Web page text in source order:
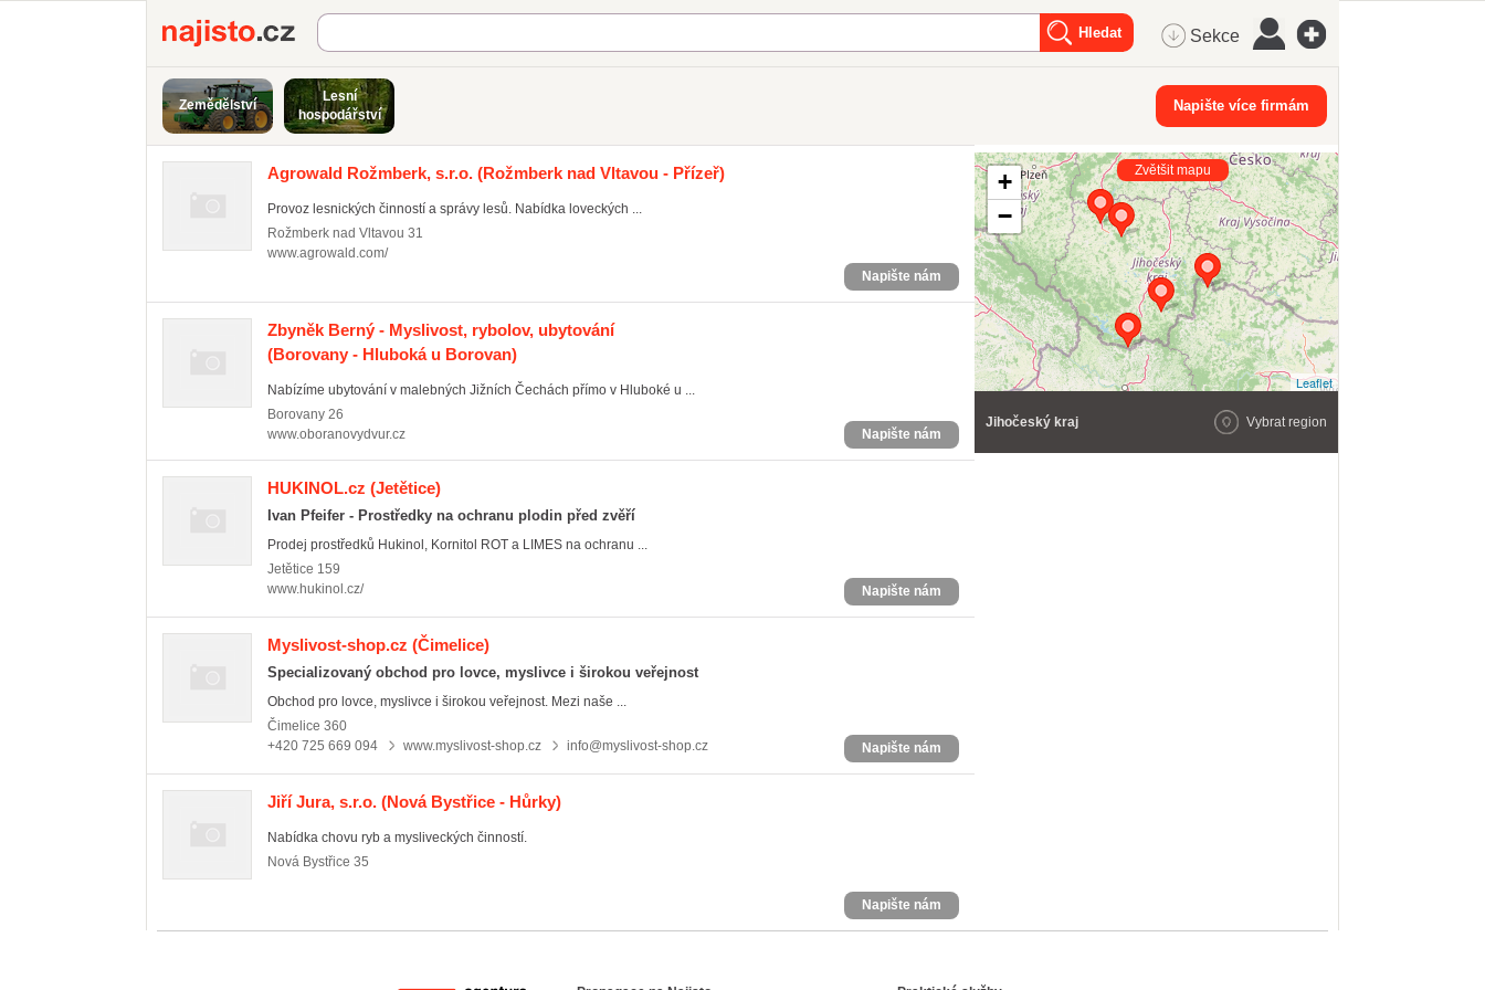
Najisto.cz Sekce
Zemědělství
Lesní
hospodářství
Napište více firmám
Agrowald Rožmberk, s.r.o. (Rožmberk nad Vltavou - Přízeř)
Provoz lesnických činností a správy lesů. Nabídka loveckých ...
Rožmberk nad Vltavou 31
www.agrowald.com/
Napište nám
Zbyněk Berný - Myslivost, rybolov, ubytování
(Borovany - Hluboká u Borovan)
Nabízíme ubytování v malebných Jižních Čechách přímo v Hluboké u ...
Borovany 26
www.oboranovydvur.cz
Napište nám
HUKINOL.cz (Jetětice)
Ivan Pfeifer - Prostředky na ochranu plodin před zvěří
Prodej prostředků Hukinol, Kornitol ROT a LIMES na ochranu ...
Jetětice 159
www.hukinol.cz/
Napište nám
Myslivost-shop.cz (Čimelice)
Specializovaný obchod pro lovce, myslivce i širokou veřejnost
Obchod pro lovce, myslivce i širokou veřejnost. Mezi naše ...
Čimelice 360
+420 725 669 094
www.myslivost-shop.cz info@myslivost-shop.cz Napište nám
Jiří Jura, s.r.o. (Nová Bystřice - Hůrky)
Nabídka chovu ryb a mysliveckých činností.
Nová Bystřice 35
Napište nám
+
−
Leaflet
Zvětšit mapu
Jihočeský kraj Vybrat region